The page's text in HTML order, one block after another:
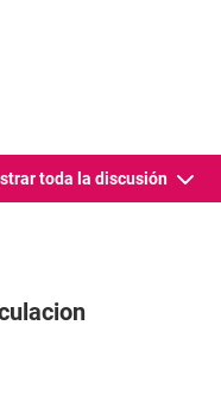
toda la discusión